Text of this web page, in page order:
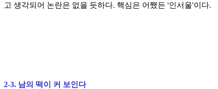
고 생각되어 논란은 없을 듯하다. 핵심은 어쨌든 '인서울'이다.
2-3. 남의 떡이 커 보인다